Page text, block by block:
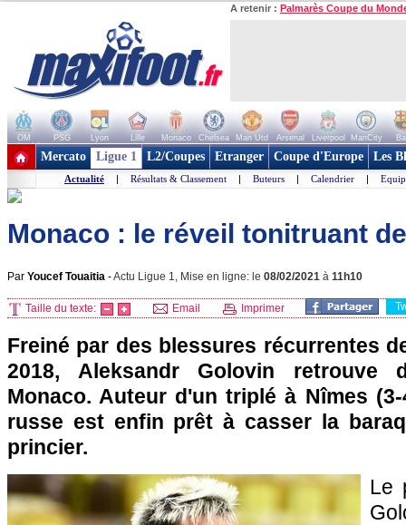
A retenir : Palmarès Coupe du
OM PSG Lyon Lille Monaco Chelsea Man Utd Arsenal Liverpool ManCity
+ de clubs
Mercato Ligue 1 L2/Coupes Etranger Coupe d'Europe Les
Actualité | Résultats & Classement | Buteurs | Calendrier |
Monaco : le réveil tonitruant
Par Youcef Touaitia -Actu Ligue 1, Mise en ligne: le 08/02/2021 à 11h10
Taille du texte: Email Imprimer
Freiné par des blessures récurrentes
2018, Aleksandr Golovin retrouve
Monaco. Auteur d'un triplé à Nîmes
russe est enfin prêt à casser la
princier.
Le